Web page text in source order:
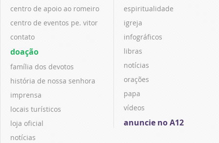
centro de apoio ao romeiro
centro de eventos pe. vitor
contato
doação
família dos devotos
história de nossa senhora
imprensa
locais turísticos
loja oficial
notícias
espiritualidade
igreja
infográficos
libras
notícias
orações
papa
vídeos
anuncie no A12